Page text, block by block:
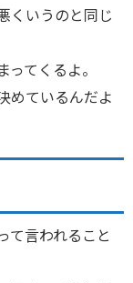
くいうのと同じ
ってくるよ。
めているんだよ
て言われること